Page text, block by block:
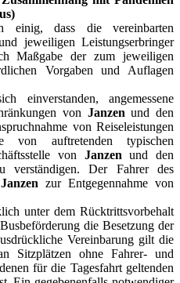
einig, dass die vereinbarten
jeweiligen Leistungserbringer
Maßgabe der zum jeweiligen
Vorgaben und Auflagen
einverstanden, angemessene
von Janzen und den
von Reiseleistungen
auftretenden typischen
von Janzen und den
verständigen. Der Fahrer des
Janzen zur Entgegennahme von
unter dem Rücktrittsvorbehalt
die Besetzung der
Vereinbarung gilt die
Sitzplätzen ohne Fahrer- und
für die Tagesfahrt geltenden